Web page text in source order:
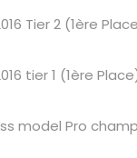
Tier 2 (1ère
tier 1 (1ère
model Pro